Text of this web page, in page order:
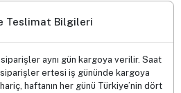
Teslimat Bilgileri
aynı gün kargoya verilir. Saat
ertesi iş gününde kargoya
haftanın her günü Türkiye’nin dört